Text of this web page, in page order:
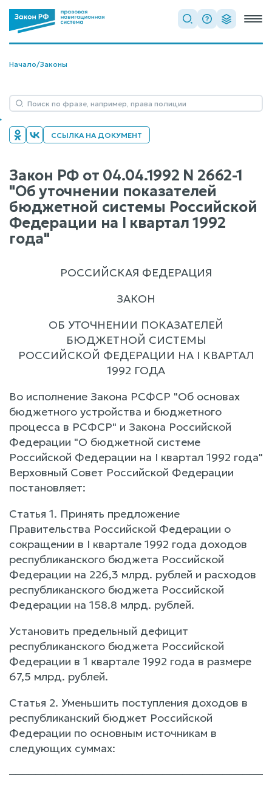
Начало/Законы
ССЫЛКА НА ДОКУМЕНТ
Закон РФ от 04.04.1992 N 2662-1
"Об уточнении показателей
бюджетной системы Российской
Федерации на I квартал 1992
года"
РОССИЙСКАЯ ФЕДЕРАЦИЯ
ЗАКОН
ОБ УТОЧНЕНИИ ПОКАЗАТЕЛЕЙ
БЮДЖЕТНОЙ СИСТЕМЫ
РОССИЙСКОЙ ФЕДЕРАЦИИ НА I КВАРТАЛ
1992 ГОДА
Во исполнение Закона РСФСР "Об основах
бюджетного устройства и бюджетного
процесса в РСФСР" и Закона Российской
Федерации "О бюджетной системе
Российской Федерации на I квартал 1992 года"
Верховный Совет Российской Федерации
постановляет:
Статья 1. Принять предложение
Правительства Российской Федерации о
сокращении в I квартале 1992 года доходов
республиканского бюджета Российской
Федерации на 226,3 млрд. рублей и расходов
республиканского бюджета Российской
Федерации на 158.8 млрд. рублей.
Установить предельный дефицит
республиканского бюджета Российской
Федерации в 1 квартале 1992 года в размере
67,5 млрд. рублей.
Статья 2. Уменьшить поступления доходов в
республиканский бюджет Российской
Федерации по основным источникам в
следующих суммах: